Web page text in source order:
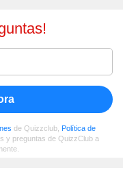
de Quizzclub, Política de
y preguntas de QuizzClub a